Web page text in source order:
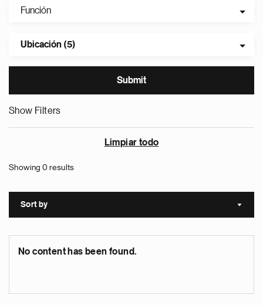
Función
Ubicación (5)
Show Filters
Limpiar todo
Showing 0 results
Sort by Sort
No content has been found.